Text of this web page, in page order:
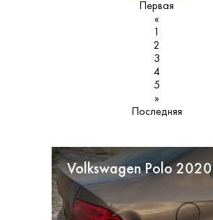
Первая
«
2
3
4
5
»
Последняя
Volkswagen Polo 2020